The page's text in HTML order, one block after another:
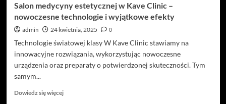
Salon medycyny estetycznej w Kave Clinic –
nowoczesne technologie i wyjątkowe efekty
admin 24 kwietnia, 2025
0
Technologie światowej klasy W Kave Clinic stawiamy na
innowacyjne rozwiązania, wykorzystując nowoczesne
urządzenia oraz preparaty o potwierdzonej skuteczności. Tym
samym...
Dowiedz się więcejDowiedz